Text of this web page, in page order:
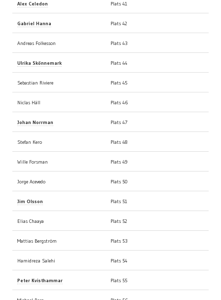
Alex Celedon Plats 41
Gabriel Hanna Plats 42
Andreas Folkesson Plats 43
Ulrika Skönnemark Plats 44
Sebastian Riviere Plats 45
Niclas Häll Plats 46
Johan Norrman Plats 47
Stefan Kero Plats 48
Wille Forsman Plats 49
Jorge Acevedo Plats 50
Jim Olsson Plats 51
Elias Chaaya Plats 52
Mattias Bergström Plats 53
Hamidreza Salehi Plats 54
Peter Kvisthammar Plats 55